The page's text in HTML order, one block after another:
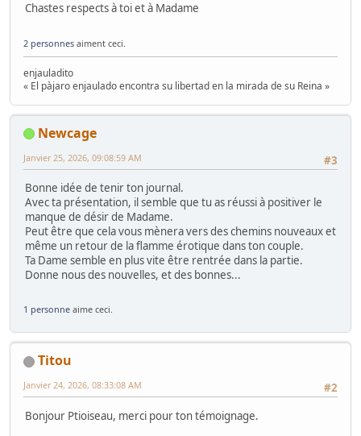
Chastes respects à toi et à Madame
2 personnes aiment ceci.
enjauladito
« El pàjaro enjaulado encontra su libertad en la mirada de su Reina »
Newcage
#3
Janvier 25, 2026, 09:08:59 AM
Bonne idée de tenir ton journal.
Avec ta présentation, il semble que tu as réussi à positiver le
manque de désir de Madame.
Peut être que cela vous mènera vers des chemins nouveaux et
même un retour de la flamme érotique dans ton couple.
Ta Dame semble en plus vite être rentrée dans la partie.
Donne nous des nouvelles, et des bonnes...
1 personne aime ceci.
Titou
#2
Janvier 24, 2026, 08:33:08 AM
Bonjour Ptioiseau, merci pour ton témoignage.